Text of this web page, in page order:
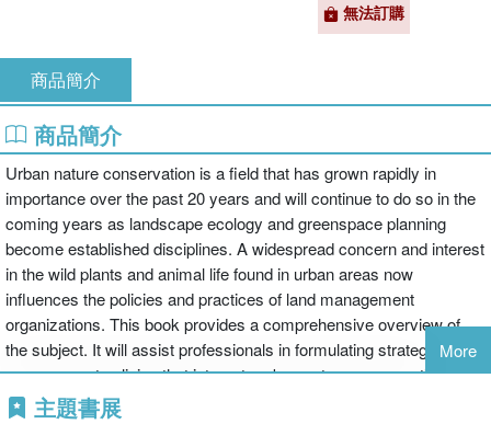
無法訂購
商品簡介
商品簡介
Urban nature conservation is a field that has grown rapidly in
importance over the past 20 years and will continue to do so in the
coming years as landscape ecology and greenspace planning
become established disciplines. A widespread concern and interest
in the wild plants and animal life found in urban areas now
influences the policies and practices of land management
organizations. This book provides a comprehensive overview of
the subject. It will assist professionals in formulating strategic
management policies that integrate urban nature conservation into
the wider context of landscape management and urban planning.
More
主題書展